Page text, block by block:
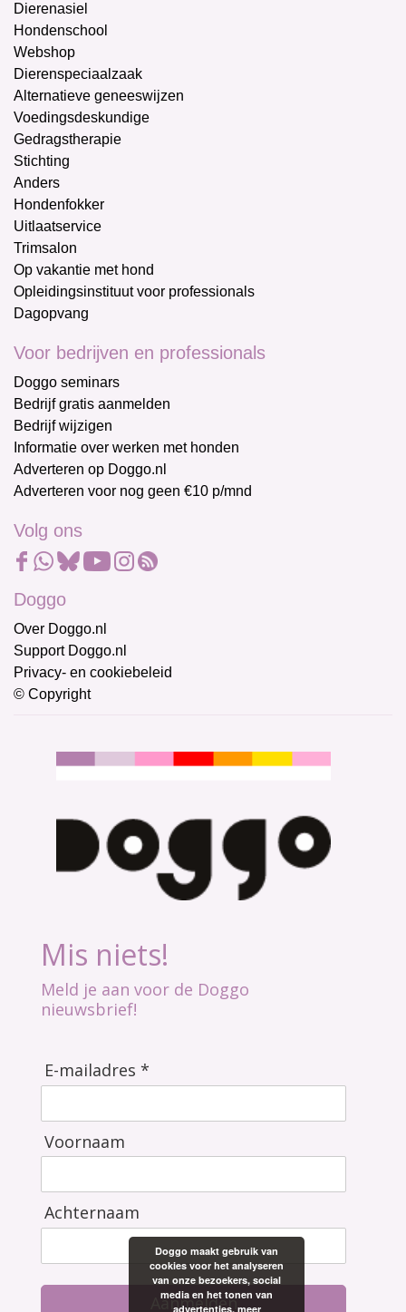
Dierenasiel
Hondenschool
Webshop
Dierenspeciaalzaak
Alternatieve geneeswijzen
Voedingsdeskundige
Gedragstherapie
Stichting
Anders
Hondenfokker
Uitlaatservice
Trimsalon
Op vakantie met hond
Opleidingsinstituut voor professionals
Dagopvang
Voor bedrijven en professionals
Doggo seminars
Bedrijf gratis aanmelden
Bedrijf wijzigen
Informatie over werken met honden
Adverteren op Doggo.nl
Adverteren voor nog geen €10 p/mnd
Volg ons
Doggo
Over Doggo.nl
Support Doggo.nl
Privacy- en cookiebeleid
© Copyright
Mis niets!
Meld je aan voor de Doggo
nieuwsbrief!
E-mailadres *
Voornaam
Achternaam
Aanmelden
Doggo maakt gebruik van
cookies voor het analyseren
van onze bezoekers, social
media en het tonen van
advertenties. meer